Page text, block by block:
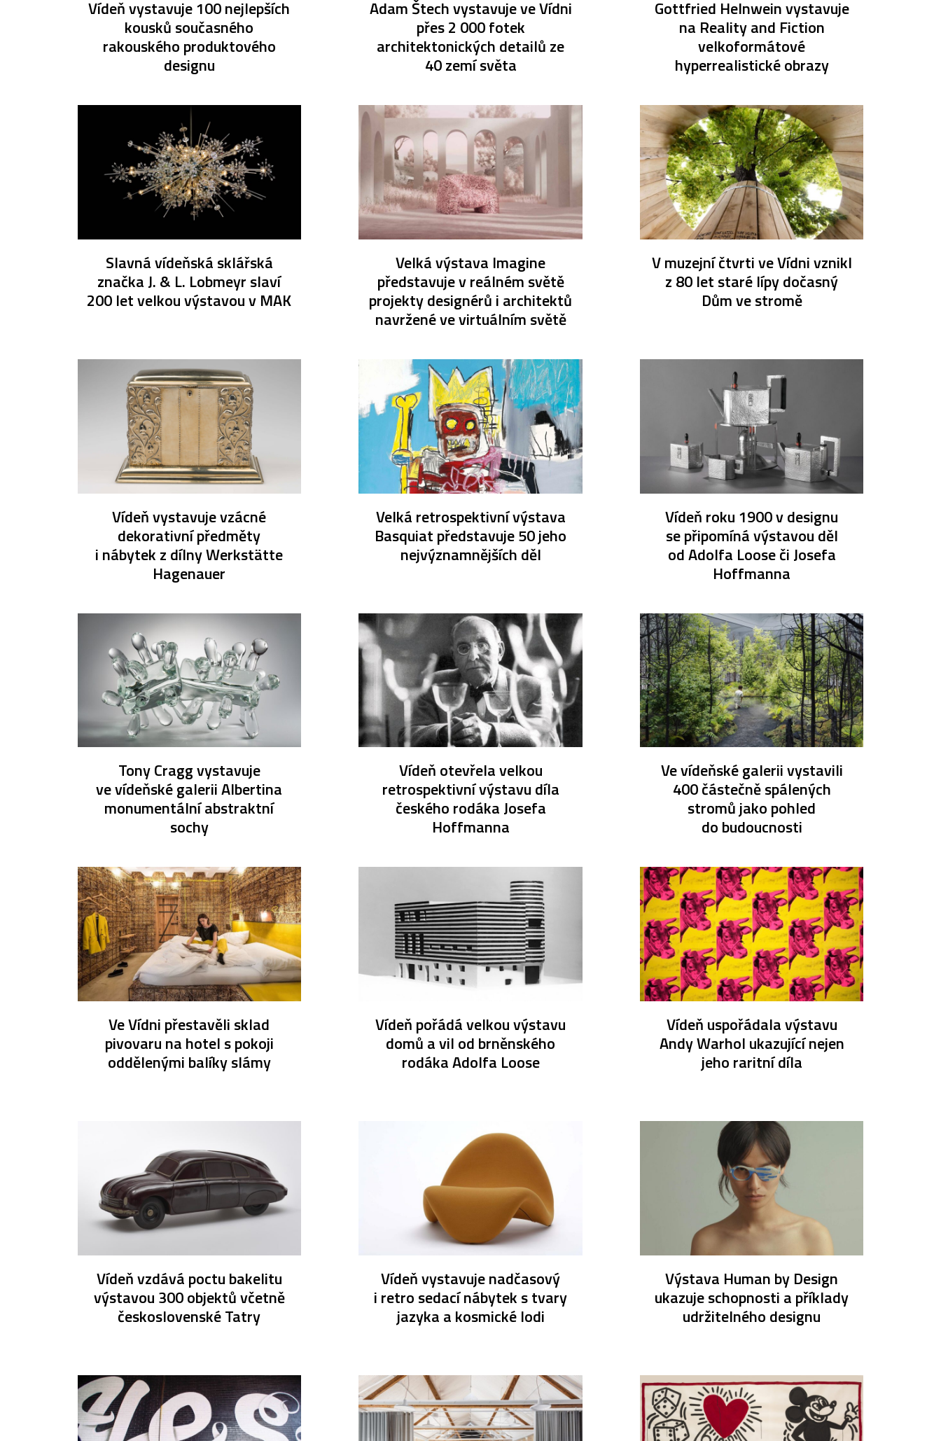
Vídeň vystavuje 100 nejlepších
kousků současného
rakouského produktového
designu
Adam Štech vystavuje ve Vídni
přes 2 000 fotek
architektonických detailů ze
40 zemí světa
Gottfried Helnwein vystavuje
na Reality and Fiction
velkoformátové
hyperrealistické obrazy
Slavná vídeňská sklářská
značka J. & L. Lobmeyr slaví
200 let velkou výstavou v MAK
Velká výstava Imagine
představuje v reálném světě
projekty designérů i architektů
navržené ve virtuálním světě
V muzejní čtvrti ve Vídni vznikl
z 80 let staré lípy dočasný
Dům ve stromě
Vídeň vystavuje vzácné
dekorativní předměty
i nábytek z dílny Werkstätte
Hagenauer
Velká retrospektivní výstava
Basquiat představuje 50 jeho
nejvýznamnějších děl
Vídeň roku 1900 v designu
se připomíná výstavou děl
od Adolfa Loose či Josefa
Hoffmanna
Tony Cragg vystavuje
ve vídeňské galerii Albertina
monumentální abstraktní
sochy
Vídeň otevřela velkou
retrospektivní výstavu díla
českého rodáka Josefa
Hoffmanna
Ve vídeňské galerii vystavili
400 částečně spálených
stromů jako pohled
do budoucnosti
Ve Vídni přestavěli sklad
pivovaru na hotel s pokoji
oddělenými balíky slámy
Vídeň pořádá velkou výstavu
domů a vil od brněnského
rodáka Adolfa Loose
Vídeň uspořádala výstavu
Andy Warhol ukazující nejen
jeho raritní díla
Vídeň vzdává poctu bakelitu
výstavou 300 objektů včetně
československé Tatry
Vídeň vystavuje nadčasový
i retro sedací nábytek s tvary
jazyka a kosmické lodi
Výstava Human by Design
ukazuje schopnosti a příklady
udržitelného designu